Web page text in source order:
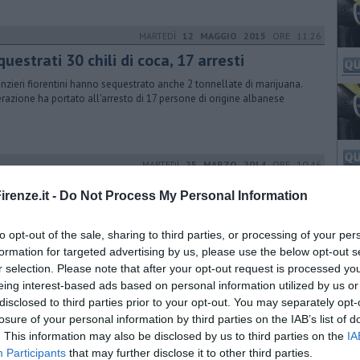
- Do Not Process My Personal Information
opt-out of the sale, sharing to third parties, or processing of your
for targeted advertising by us, please use the below opt-out
selection. Please note that after your opt-out request is processed
interest-based ads based on personal information utilized by us
to third parties prior to your opt-out. You may separately
of your personal information by third parties on the IAB’s list of
This information may also be disclosed by us to third parties on the
Participants that may further disclose it to other third parties.
MARTEDÌ 12 MAGGIO 2015 ORE 11:26
30 chili di coca, 17 arresti
fiorentini hanno sequestrato anche 2 tonnellate di marijuana.
ha portato all'arresto di 17 persone di origine albanese
MARTEDÌ25 MARZO 2014ORE 10:46
di droga, Firenze e Arezzo le basi
GIOVEDÌ 06 APRILE 2017ORE 11:39
della droga a ridosso del fiume
di Campi Bisenzio hanno rafforzato i controlli anti droga e
contestato vari episodi a 16 cittadini marocchini